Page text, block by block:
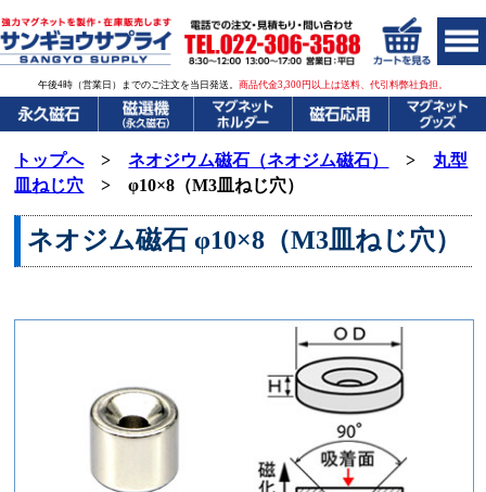
午後4時（営業日）までのご注文を当日発送。 商品代金3,300円以上は送料、代引料弊社負担。
トップへ>ネオジウム磁石（ネオジム磁石） > 丸型
皿ねじ穴 > φ10×8（M3皿ねじ穴）
ネオジム磁石 φ10×8（M3皿ねじ穴）